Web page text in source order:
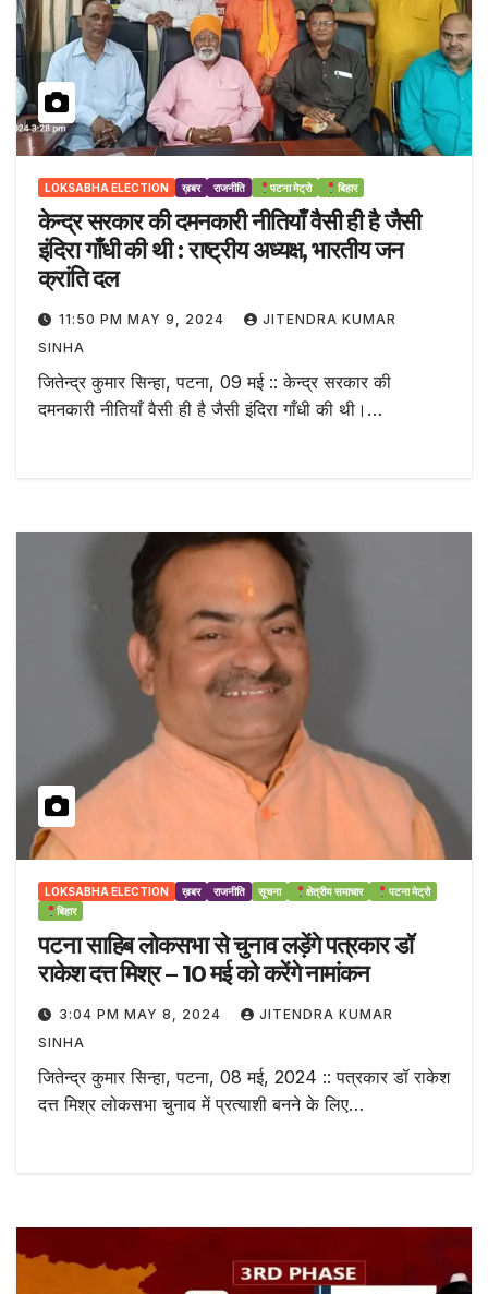
LOKSABHA ELECTION ख़बर राजनीति पटना मेट्रो बिहार
केन्द्र सरकार की दमनकारी नीतियाँ वैसी ही है जैसी
इंदिरा गाँधी की थी : राष्ट्रीय अध्यक्ष, भारतीय जन
क्रांति दल
11:50 PM MAY 9, 2024
JITENDRA KUMAR
SINHA
जितेन्द्र कुमार सिन्हा, पटना, 09 मई :: केन्द्र सरकार की
दमनकारी नीतियाँ वैसी ही है जैसी इंदिरा गाँधी की थी।…
LOKSABHA ELECTION ख़बर राजनीति सूचना क्षेत्रीय समाचार
पटना मेट्रो
बिहार
पटना साहिब लोकसभा से चुनाव लड़ेंगे पत्रकार डॉ
राकेश दत्त मिश्र – 10 मई को करेंगे नामांकन
3:04 PM MAY 8, 2024
JITENDRA KUMAR
SINHA
जितेन्द्र कुमार सिन्हा, पटना, 08 मई, 2024 :: पत्रकार डॉ राकेश
दत्त मिश्र लोकसभा चुनाव में प्रत्याशी बनने के लिए…